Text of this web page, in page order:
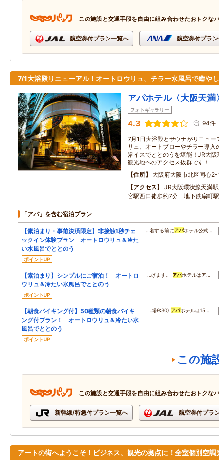
この施設と交通手段を自由に組み合わせたおトクな
航空券付プラン一覧へ 航空券付プラ
7/1大浴殿リニューアル！オートロウリュ、チラー水風呂で癒や
アパホテル〈大阪天満
フォトギャラリー
4.3 94件
7月1日大浴殿とサウナがリニュ
リュ、オートブローやチラー導入
浴イスでととのうを堪能！JR大
観光地へのアクセス抜群です！
住所
大阪府大阪市北区同心
アクセス
JR大阪環状線天満
宮駅西口徒歩約7分 地下鉄扇町
「アパ」を含む宿泊プラン
【素泊まり・事前決済限定】非接触1秒チェ
ックイン体験プラン オートロウリュ＆冷た
い水風呂でととのう
ポイントUP
…着する前にアパホテル公式…
【素泊まり】シンプルにご宿泊！ オートロ
ウリュ＆冷たい水風呂でととのう
ポイントUP
…げます。 アパホテルはア…
【朝食バイキング付】50種類の朝食バイキ
ング付プラン！ オートロウリュ＆冷たい水
風呂でととのう
ポイントUP
…場9:30) アパホテルは15…
この施
この施設と交通手段を自由に組み合わせたおトクな
新幹線/特急付プラン一覧へ 航空券付プラ
アートの街へようこそ！ビジネス、観光の拠点に！全室個別空調